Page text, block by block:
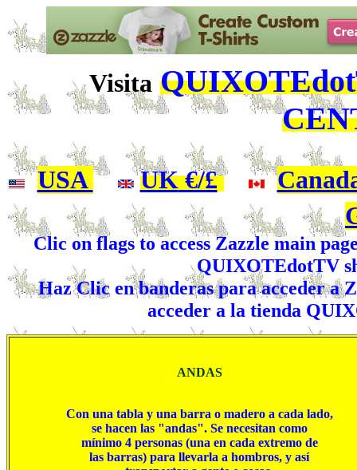
Visita
USA| UK€/£ |
Clic on flags to access Zazzle main
QUIXOTEdotTV
Haz Clic en banderas para acceder a
acceder a la tienda
ANDAS
Con una tabla y una barra o madero a cada lado,
se hacen las "andas". Se necesitan como
mínimo 4 personas (una en cada extremo de
las barras) para llevarla a hombros, y así